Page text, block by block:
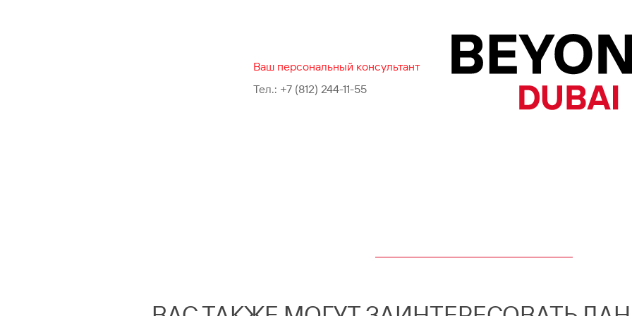
Ваш персональный консультант
Тел.: +7 (812) 244-11-55